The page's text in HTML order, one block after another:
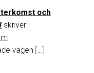
och
skriver:
vägen […]